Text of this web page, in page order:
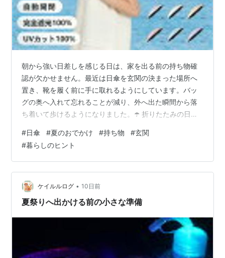
朝から強い日差しを感じる日は、家を出る前の持ち物確
認が欠かせません。最近は日傘を玄関の決まった場所へ
置き、靴を履く前に手に取れるようにしています。バッ
グの奥へ入れて忘れることが減り、外へ出た瞬間から落
ち着いて歩けるようになりました。☂️ 折りたたみの日傘
なりがちです。帰宅したら広げて状態を確認し、乾いた
ら同じ場所へ戻します。小さな片づけを一つの流れにし
ておくと、次の外出準備も短く済みました。 日傘を持つ
日は、歩く道も少し意識します。建物の影や休める場所
を選び、急がず移動すると、目的地へ着いたときの疲れ
方が違います。道具だけに頼るのではなく、外に…
#日傘 #夏のおでかけ #持ち物 #玄関
#暮らしのヒント
ケイルルログ • 10日前
夏祭りへ出かける前の小さな準備